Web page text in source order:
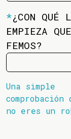
*¿CON QUÉ
EMPIEZA QUE
FEMOS?
Una simple
comprobación
no eres un